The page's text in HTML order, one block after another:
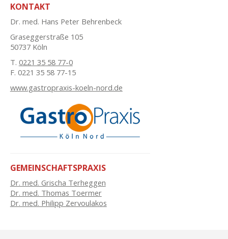
KONTAKT
Dr. med. Hans Peter Behrenbeck
Graseggerstraße 105
50737 Köln
T. 0221 35 58 77-0
F. 0221 35 58 77-15
www.gastropraxis-koeln-nord.de
GEMEINSCHAFTSPRAXIS
Dr. med. Grischa Terheggen
Dr. med. Thomas Toermer
Dr. med. Philipp Zervoulakos